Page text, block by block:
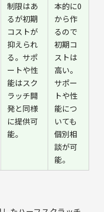
制限はあ
るが初期
コストが
抑えられ
る。サポ
ートや性
能はスク
ラッチ開
発と同様
に提供可
能。
本的に0
から作
るので
初期コ
ストは
高い。
サポー
トや性
能につ
いても
個別相
談が可
能。